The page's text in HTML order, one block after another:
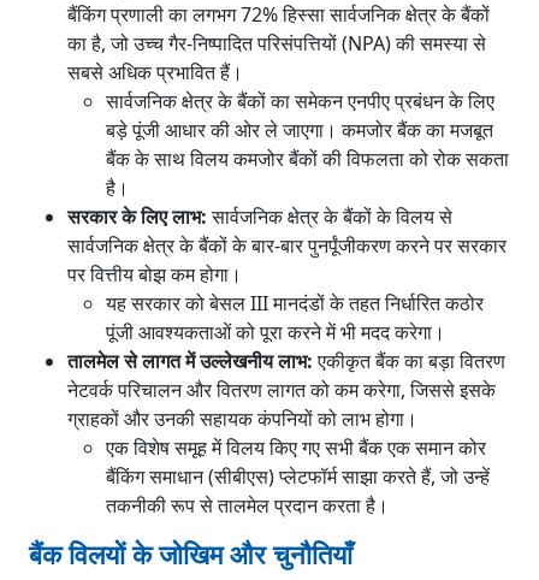
बैंकिंग प्रणाली का लगभग 72% हिस्सा सार्वजनिक क्षेत्र के बैंकों
का है, जो उच्च गैर-निष्पादित परिसंपत्तियों (NPA) की समस्या से
सबसे अधिक प्रभावित हैं।
सार्वजनिक क्षेत्र के बैंकों का समेकन एनपीए प्रबंधन के लिए
बड़े पूंजी आधार की ओर ले जाएगा। कमजोर बैंक का मजबूत
बैंक के साथ विलय कमजोर बैंकों की विफलता को रोक सकता
है।
सरकार के लिए लाभ:सार्वजनिक क्षेत्र के बैंकों के विलय से
सार्वजनिक क्षेत्र के बैंकों के बार-बार पुनर्पूंजीकरण करने पर सरकार
पर वित्तीय बोझ कम होगा।
यह सरकार को बेसल III मानदंडों के तहत निर्धारित कठोर
पूंजी आवश्यकताओं को पूरा करने में भी मदद करेगा।
तालमेल से लागत में उल्लेखनीय लाभ:एकीकृत बैंक का बड़ा वितरण
नेटवर्क परिचालन और वितरण लागत को कम करेगा, जिससे इसके
ग्राहकों और उनकी सहायक कंपनियों को लाभ होगा।
एक विशेष समूह में विलय किए गए सभी बैंक एक समान कोर
बैंकिंग समाधान (सीबीएस) प्लेटफॉर्म साझा करते हैं, जो उन्हें
तकनीकी रूप से तालमेल प्रदान करता है।
बैंक विलयों के जोखिम और चुनौतियाँ